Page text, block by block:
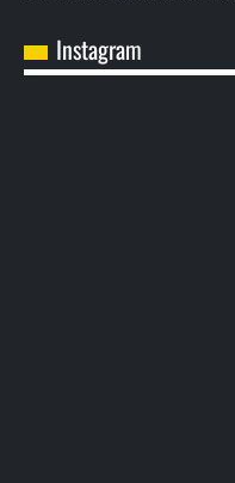
Instagram